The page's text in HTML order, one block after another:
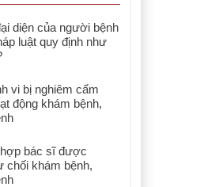
diện của người bệnh
luật quy định như
vi bị nghiêm cấm
động khám bệnh,
bác sĩ được
chối khám bệnh,